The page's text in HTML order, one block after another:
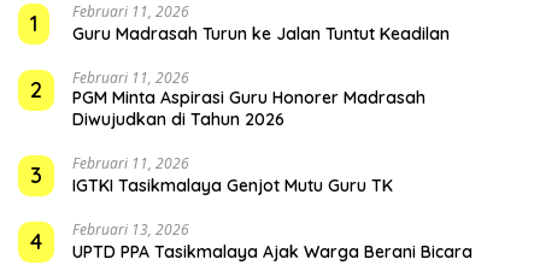
1
Februari 11, 2026
Guru Madrasah Turun ke Jalan Tuntut Keadilan
2 Februari 11, 2026
PGM Minta Aspirasi Guru Honorer Madrasah
Diwujudkan di Tahun 2026
3 Februari 11, 2026
IGTKI Tasikmalaya Genjot Mutu Guru TK
4 Februari 13, 2026
UPTD PPA Tasikmalaya Ajak Warga Berani Bicara